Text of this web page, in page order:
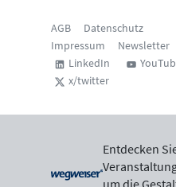
AGB
Datenschutz
Impressum
Newsletter
LinkedIn
x/twitter
Entdecken
um die